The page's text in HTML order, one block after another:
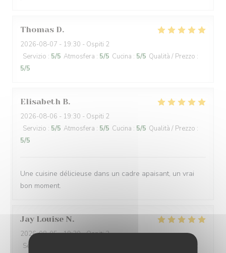
Thomas D
2026-08-07 - 19:30 - Ospiti 2
Servizio : 5/5 Atmosfera : 5/5 Cucina : 5/5 Qualità / Prezzo :
5/5
Elisabeth B
2026-08-06 - 19:30 - Ospiti 2
Servizio : 5/5 Atmosfera : 5/5 Cucina : 5/5 Qualità / Prezzo :
5/5
Une cuisine délicieuse dans un cadre apaisant, un vrai
bon moment.
Jay Louise N
2026-08-05- 19:30 - Ospiti 2
Servizio
: